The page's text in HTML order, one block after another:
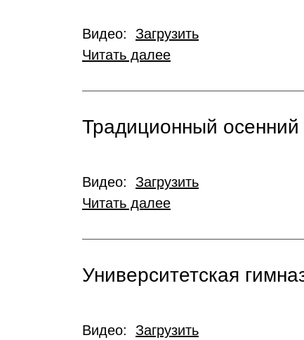
Видео: Загрузить
Читать далее
Традиционный осенний
Видео: Загрузить
Читать далее
Университетская
Видео: Загрузить